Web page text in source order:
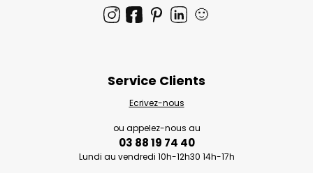
🙂
Service Clients
Ecrivez-nous
ou appelez-nous au
03 88 19 74 40
Lundi au vendredi 10h-12h30 14h-17h